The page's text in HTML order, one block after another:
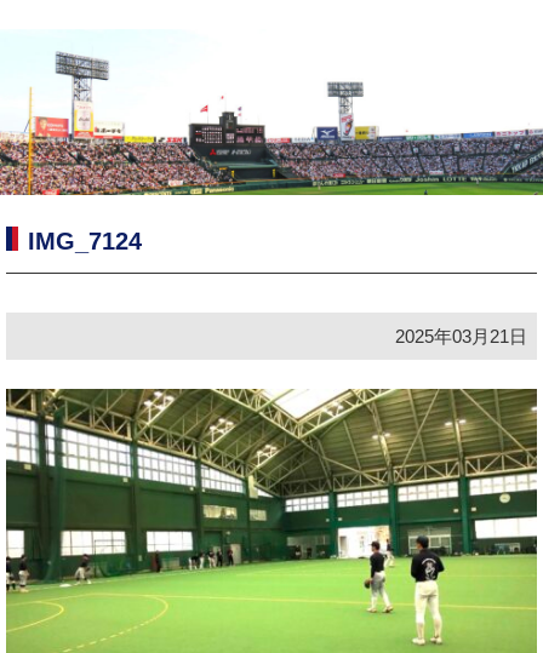
IMG_7124
2025年03月21日